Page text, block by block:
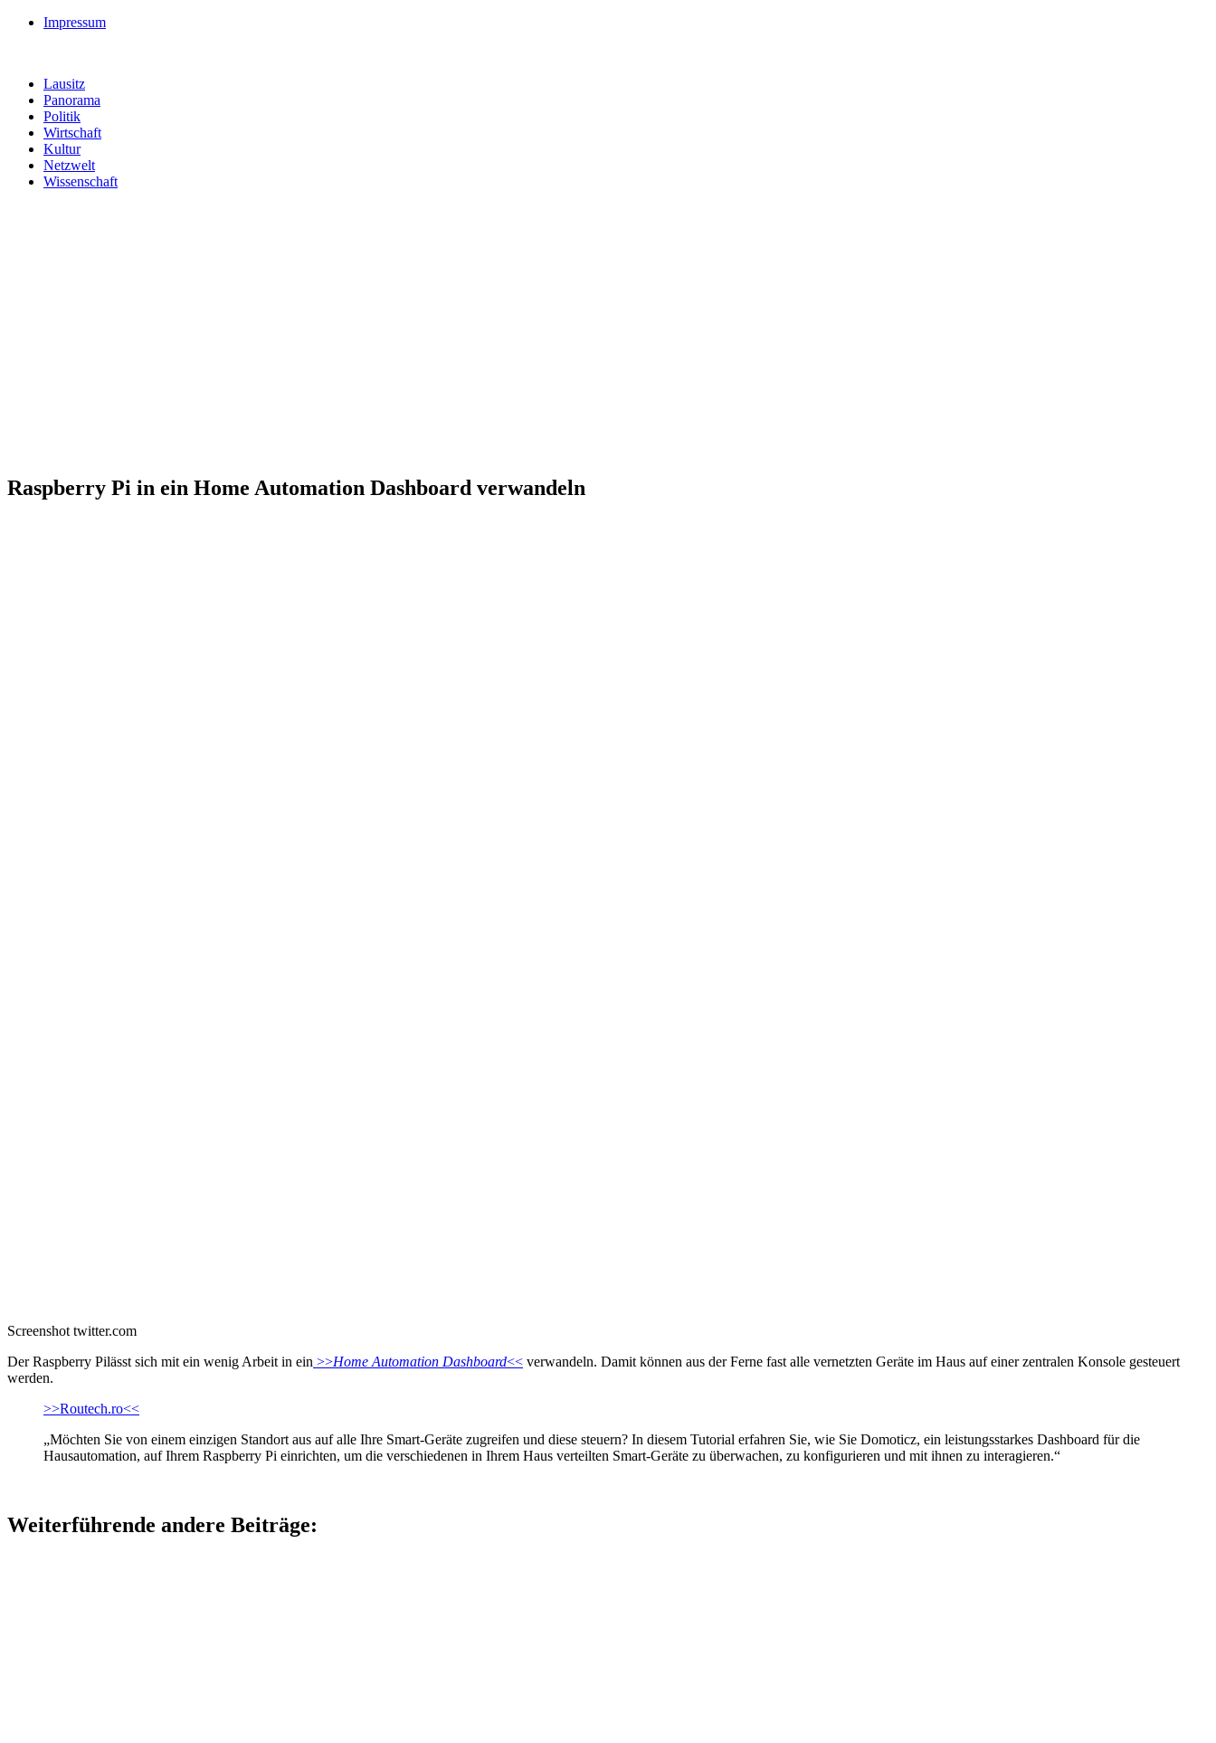
Impressum
Lausitz
Panorama
Politik
Wirtschaft
Kultur
Netzwelt
Wissenschaft
Raspberry Pi in ein Home Automation Dashboard verwandeln
Screenshot twitter.com
Der Raspberry Pilässt sich mit ein wenig Arbeit in ein >>Home Automation Dashboard<< verwandeln. Damit können aus der Ferne fast alle vernetzten Geräte im Haus auf einer zentralen Konsole gesteuert
werden.
>>Routech.ro<<
„Möchten Sie von einem einzigen Standort aus auf alle Ihre Smart-Geräte zugreifen und diese steuern? In diesem Tutorial erfahren Sie, wie Sie Domoticz, ein leistungsstarkes Dashboard für die
Hausautomation, auf Ihrem Raspberry Pi einrichten, um die verschiedenen in Ihrem Haus verteilten Smart-Geräte zu überwachen, zu konfigurieren und mit ihnen zu interagieren.“
Weiterführende andere Beiträge: